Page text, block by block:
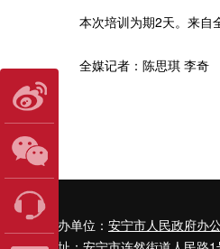
本次培训为期2天。来自全
全媒记者：陈思琪 李奇 美
主办单位： 安宁市人民政府办